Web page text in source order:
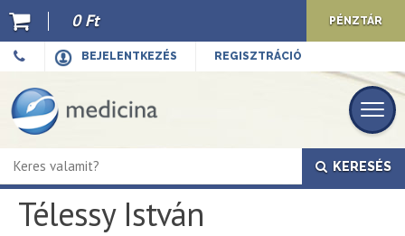
BEJELENTKEZÉS REGISZTRÁCIÓ
0 Ft PÉNZTÁR
KERESÉS
Télessy István
Ajánló
Kiadványaink
E-book
Újdonságok
Akciók